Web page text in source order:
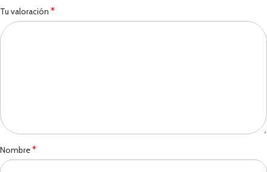
Tu valoración *
Nombre*